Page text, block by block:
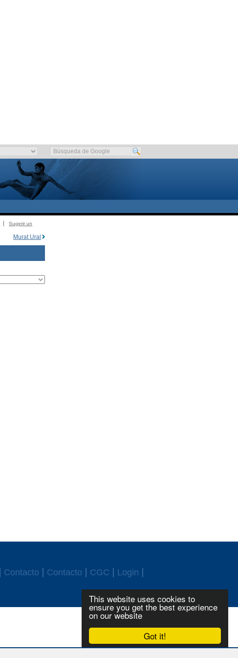
Got it!
This website uses cookies to
ensure you get the best experience
on our website
Sugerir un
Murat Ural
Contacto Contacto CGC Login